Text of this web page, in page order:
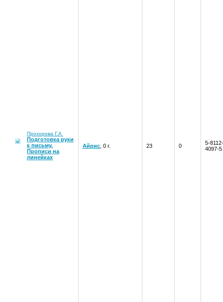
Прохорова Г.А
Подготовка руки
к письму.
Прописи на
линейках
Айрис , 0 г. 23 0
5-8112-
4097-5